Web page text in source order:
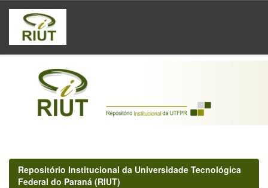
Skip
navigation
Repositório Institucional da Universidade Tecnológica
Federal do Paraná (RIUT)